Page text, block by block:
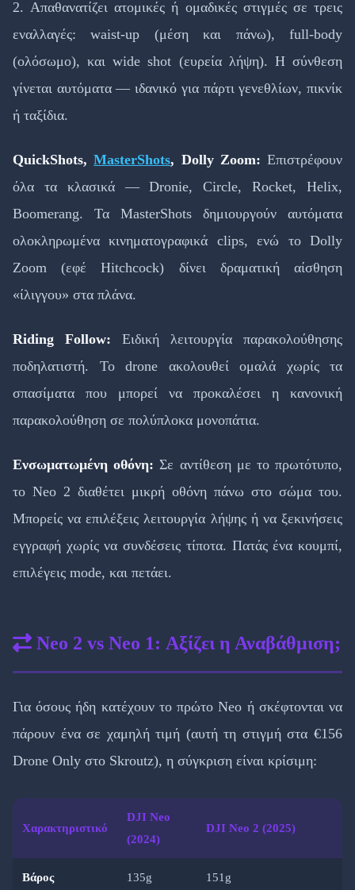
2. Απαθανατίζει ατομικές ή ομαδικές στιγμές σε τρεις
εναλλαγές: waist-up (μέση και πάνω), full-body
(ολόσωμο), και wide shot (ευρεία λήψη). Η σύνθεση
γίνεται αυτόματα — ιδανικό για πάρτι γενεθλίων, πικνίκ
ή ταξίδια.
QuickShots,MasterShots, Dolly Zoom: Επιστρέφουν
όλα τα κλασικά — Dronie, Circle, Rocket, Helix,
Boomerang. Τα MasterShots δημιουργούν αυτόματα
ολοκληρωμένα κινηματογραφικά clips, ενώ το Dolly
Zoom (εφέ Hitchcock) δίνει δραματική αίσθηση
«ίλιγγου» στα πλάνα.
Riding Follow: Ειδική λειτουργία παρακολούθησης
ποδηλατιστή. Το drone ακολουθεί ομαλά χωρίς τα
σπασίματα που μπορεί να προκαλέσει η κανονική
παρακολούθηση σε πολύπλοκα μονοπάτια.
Ενσωματωμένη οθόνη: Σε αντίθεση με το πρωτότυπο,
το Neo 2 διαθέτει μικρή οθόνη πάνω στο σώμα του.
Μπορείς να επιλέξεις λειτουργία λήψης ή να ξεκινήσεις
εγγραφή χωρίς να συνδέσεις τίποτα. Πατάς ένα κουμπί,
επιλέγεις mode, και πετάει.
Neo 2 vs Neo 1: Αξίζει η Αναβάθμιση;
Για όσους ήδη κατέχουν το πρώτο Neo ή σκέφτονται να
πάρουν ένα σε χαμηλή τιμή (αυτή τη στιγμή στα €156
Drone Only στο Skroutz), η σύγκριση είναι κρίσιμη:
Χαρακτηριστικό
DJI Neo
(2024)
DJI Neo 2 (2025)
Βάρος 135g 151g